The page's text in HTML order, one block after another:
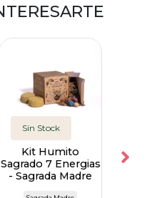
Sin Stock
Kit Humito
Sagrado 7 Energias
- Sagrada Madre